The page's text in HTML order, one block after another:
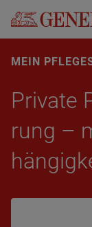
MEIN
Pri­va­te
rung –